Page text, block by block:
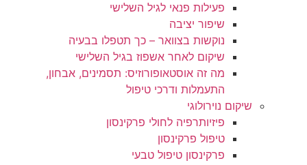
פעילות פנאי לגיל השלישי
שיפור יציבה
נוקשות בצוואר – כך תטפלו בבעיה
שיקום לאחר אשפוז בגיל השלישי
מה זה אוסטאופורוזיס: תסמינים, אבחון,
התעמלות ודרכי טיפול
שיקום נוירולוגי
פיזיותרפיה לחולי פרקינסון
טיפול פרקינסון
פרקינסון טיפול טבעי